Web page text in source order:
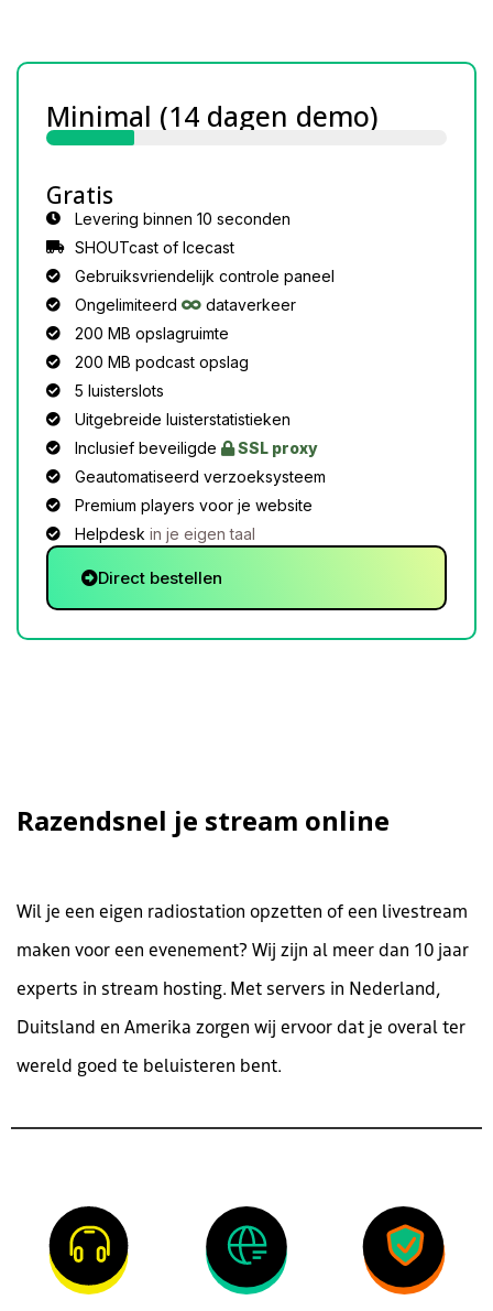
Minimal (14 dagen demo)
Gratis
Levering binnen 10 seconden
SHOUTcast of Icecast
Gebruiksvriendelijk controle paneel
Ongelimiteerd
dataverkeer
200 MB opslagruimte
200 MB podcast opslag
5 luisterslots
Uitgebreide luisterstatistieken
Inclusief beveiligde
SSL proxy
Geautomatiseerd verzoeksysteem
Premium players voor je website
Helpdeskin je eigen taal
Direct bestellen
Razendsnel je stream online
Wil je een eigen radiostation opzetten of een livestream
maken voor een evenement? Wij zijn al meer dan 10 jaar
experts in stream hosting. Met servers in Nederland,
Duitsland en Amerika zorgen wij ervoor dat je overal ter
wereld goed te beluisteren bent.